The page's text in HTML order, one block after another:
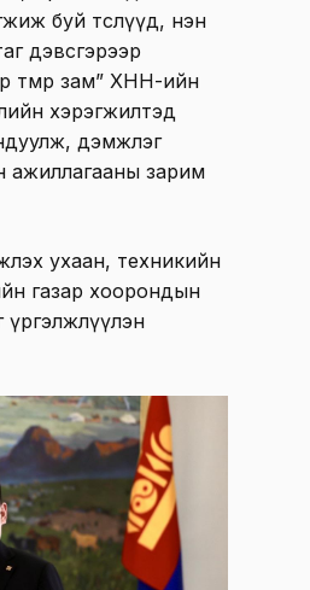
буй төслүүд, нэн
дэвсгэрээр
төмөр зам” ХНН-ийн
хэрэгжилтэд
дэмжлэг
ажиллагааны зарим
ухаан, техникийн
газар хоорондын